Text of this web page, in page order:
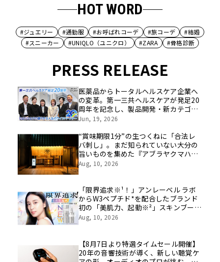
HOT WORD
#ジュエリー #通勤服 #お呼ばれコーデ #旅コーデ
#結婚
#スニーカー
#UNIQLO（ユニクロ） #ZARA #骨格診断
PRESS RELEASE
医薬品からトータルヘルスケア企業へ
の変革。第一三共ヘルスケアが発足20
周年を記念し、製品開発・新カテゴリ
挑戦の舞台や旧社統合時のエピソード
像を公開！
Jun, 19, 2026
“賞味期限1分”の生つくねに「合法レ
バ刺し」。まだ知られていない大分の
旨いものを集めた『アブラヤクマハ
チ』が中野に誕生
Aug, 10, 2026
「限界追求※¹！」アンレーベル ラボ
からW3ペプチド*を配合したブランド
初の「美肌力、起動※²」スキンブース
ト化粧水・乳液が誕生！集中※³美容液
Aug, 10, 2026
【8月7日より特選タイムセール開催】
20年の音響技術が導く、新しい聴覚ケ